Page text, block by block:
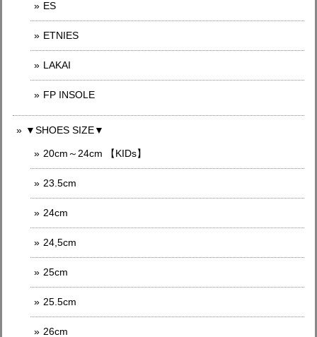
ES
ETNIES
LAKAI
FP INSOLE
▼SHOES SIZE▼
20cm～24cm 【KIDs】
23.5cm
24cm
24,5cm
25cm
25.5cm
26cm